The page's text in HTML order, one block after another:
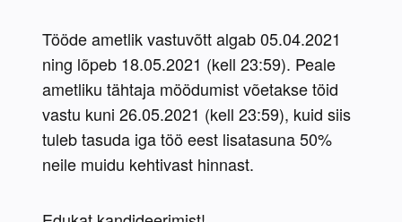
Tööde ametlik vastuvõtt algab 05.04.2021
ning lõpeb 18.05.2021 (kell 23:59). Peale
ametliku tähtaja möödumist võetakse töid
vastu kuni 26.05.2021 (kell 23:59), kuid siis
tuleb tasuda iga töö eest lisatasuna 50%
neile muidu kehtivast hinnast.